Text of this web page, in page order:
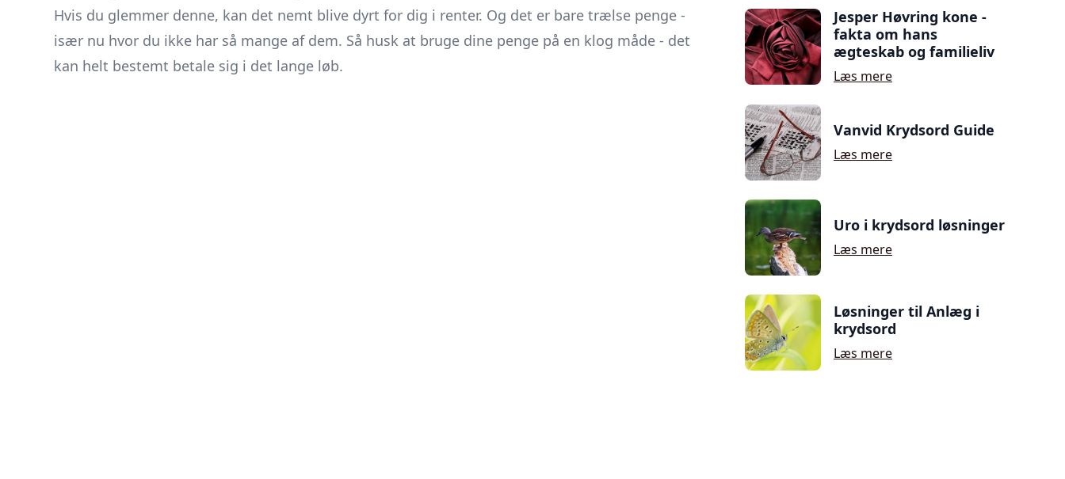
Hvis du glemmer denne, kan det nemt blive dyrt for dig i renter. Og det er bare trælse penge -
især nu hvor du ikke har så mange af dem. Så husk at bruge dine penge på en klog måde - det
kan helt bestemt betale sig i det lange løb.
Jesper Høvring kone -
fakta om hans
ægteskab og familieliv
Læs mere
Vanvid Krydsord Guide
Læs mere
Uro i krydsord løsninger
Læs mere
Løsninger til Anlæg i
krydsord
Læs mere